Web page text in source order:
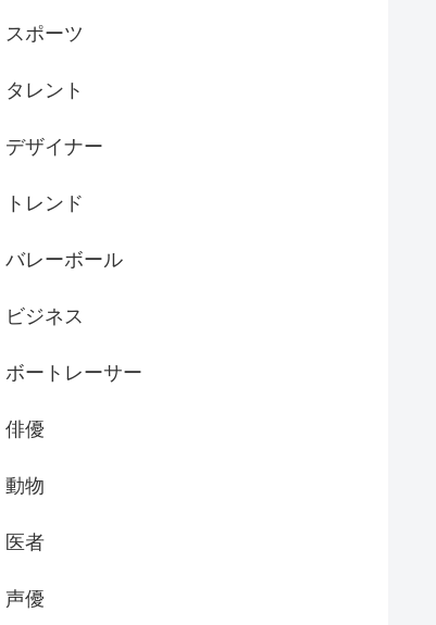
スポーツ
タレント
デザイナー
トレンド
バレーボール
ビジネス
ボートレーサー
俳優
動物
医者
声優